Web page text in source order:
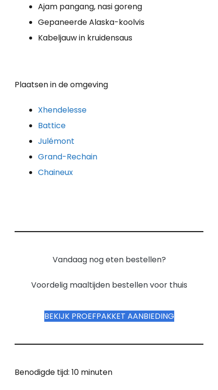
Ajam pangang, nasi goreng
Gepaneerde Alaska-koolvis
Kabeljauw in kruidensaus
Plaatsen in de omgeving
Xhendelesse
Battice
Julémont
Grand-Rechain
Chaineux
Vandaag nog eten bestellen?
Voordelig maaltijden bestellen voor thuis
BEKIJK PROEFPAKKET AANBIEDING
Benodigde tijd: 10 minuten